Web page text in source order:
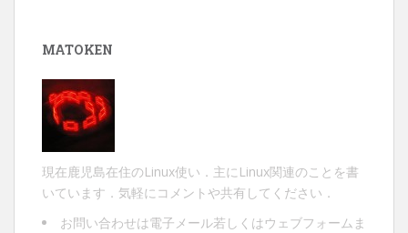
MATOKEN
現在鹿児島在住のLinux使い．主にLinux関連のことを書
いています．気軽にコメントや共有してください．
お問い合わせは電子メール若しくは ウェブフォーム ま